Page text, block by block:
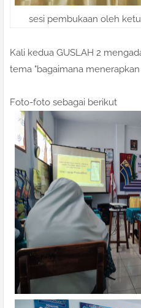
sesi pembukaan oleh
Kali kedua GUSLAH 2
tema "bagaimana
Foto-foto sebagai berikut